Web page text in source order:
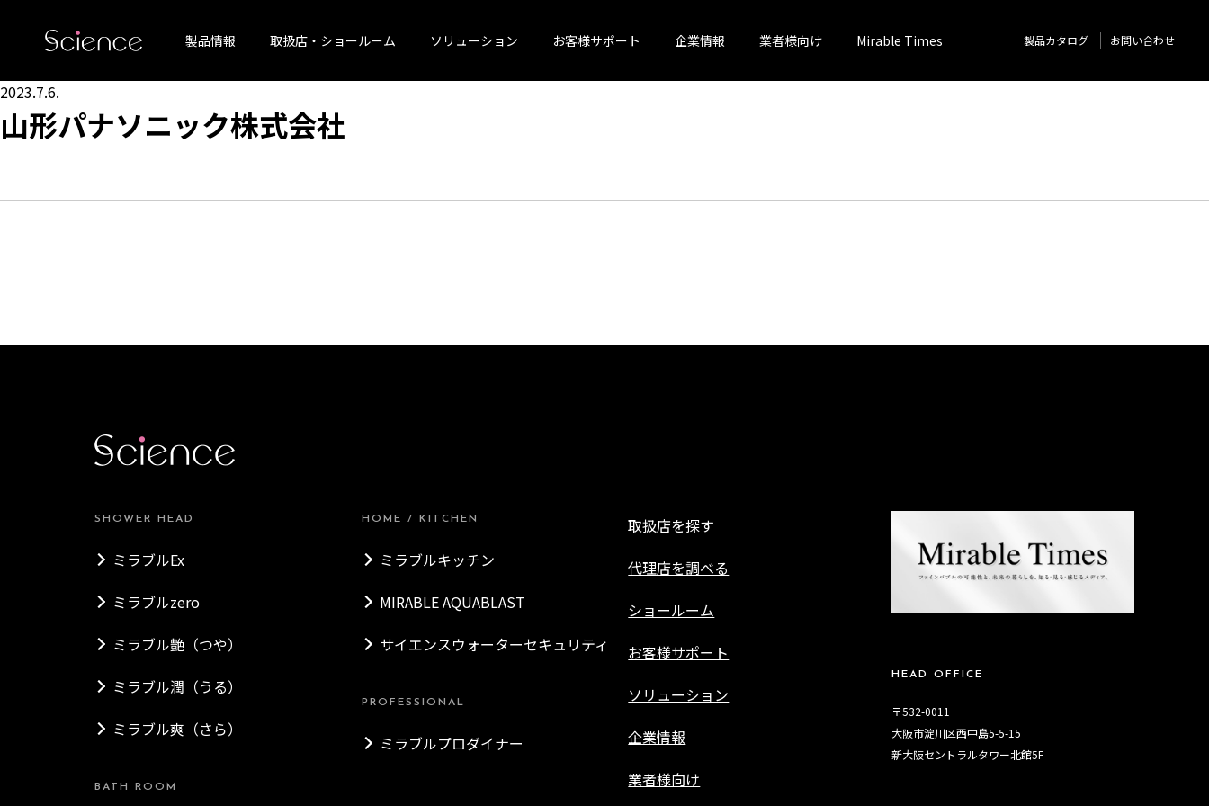
製品情報 取扱店・ショールーム ソリューション お客様サポート 企業情報 業者様向け Mirable Times 製品カタログ お問い合わせ
2023.7.6.
山形パナソニック株式会社
SHOWER HEAD
ミラブルEx
ミラブルzero
ミラブル艶（つや）
ミラブル潤（うる）
ミラブル爽（さら）
BATH ROOM
HOME / KITCHEN
ミラブルキッチン
MIRABLE AQUABLAST
サイエンスウォーターセキュリティ
PROFESSIONAL
ミラブルプロダイナー
取扱店を探す
代理店を調べる
ショールーム
お客様サポート
ソリューション
企業情報
業者様向け
HEAD OFFICE
〒532-0011
大阪市淀川区西中島5-5-15
新大阪セントラルタワー北館5F